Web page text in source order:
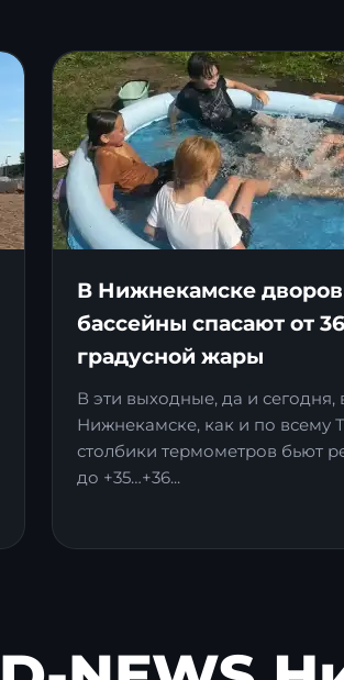
В Нижнекамске
бассейны спасают от
градусной жары
В эти выходные, да и сегодня,
Нижнекамске, как и по всему
столбики термометров бьют
до +35…+36...